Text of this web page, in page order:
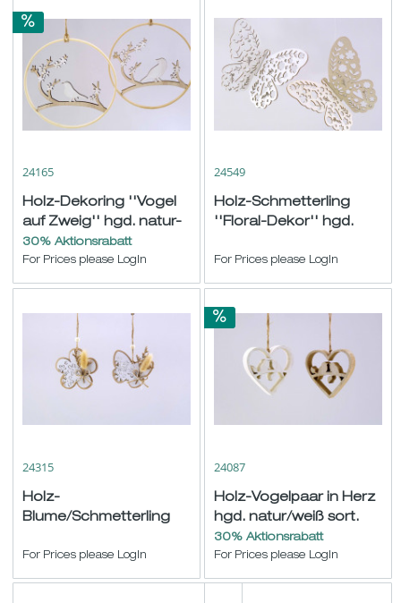
24165
Holz-Dekoring ''Vogel
auf Zweig'' hgd. natur-
weiß sort. ø20cm
30% Aktionsrabatt
For Prices please LogIn
24549
Holz-Schmetterling
''Floral-Dekor'' hgd.
B18cm
For Prices please LogIn
24315
Holz-
Blume/Schmetterling
natur-weiß sort. ø9,5cm
For Prices please LogIn
24087
Holz-Vogelpaar in Herz
hgd. natur/weiß sort.
ø11cm
30% Aktionsrabatt
For Prices please LogIn